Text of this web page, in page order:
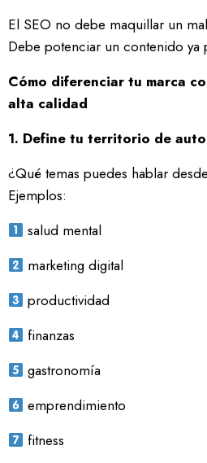
El SEO no debe maquillar un
Debe potenciar un contenido ya
Cómo diferenciar tu marca
alta calidad
1. Define tu territorio de
¿Qué temas puedes hablar
Ejemplos:
salud mental
marketing digital
productividad
finanzas
gastronomía
emprendimiento
fitness